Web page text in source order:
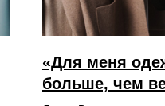
«Для меня
больше, чем